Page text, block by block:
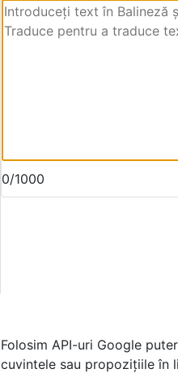
0/1000
Folosim API-uri Google
cuvintele sau propozițiile în